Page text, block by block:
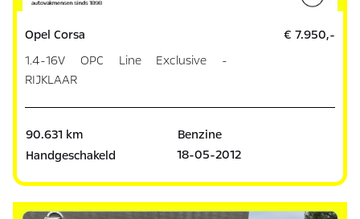
Opel Corsa
1.4-16V OPC Line Exclusive -
RIJKLAAR
€ 7.950,-
90.631 km
Benzine
Handgeschakeld
18-05-2012